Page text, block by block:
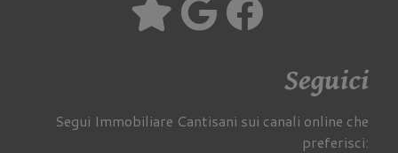
Seguici
Segui Immobiliare Cantisani sui canali online che
preferisci: